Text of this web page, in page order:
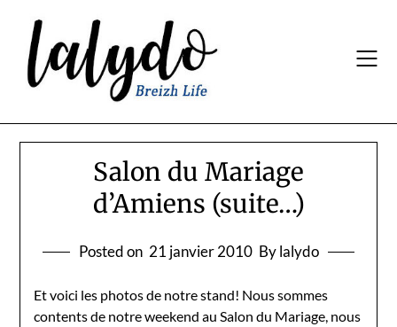
content
Salon du Mariage
d’Amiens (suite…)
Posted on 21 janvier 2010 By lalydo
Et voici les photos de notre stand! Nous sommes
contents de notre weekend au Salon du Mariage, nous